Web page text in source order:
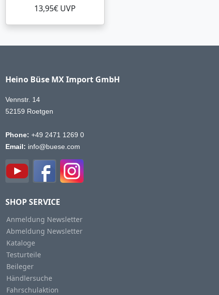
13,95€ UVP
Heino Büse MX Import GmbH
Vennstr. 14
52159 Roetgen
Phone: +49 2471 1269 0
Email: info@buese.com
SHOP SERVICE
Anmeldung Newsletter
Abmeldung Newsletter
Kataloge
Testurteile
Beileger
Händlersuche
Fahrschulaktion